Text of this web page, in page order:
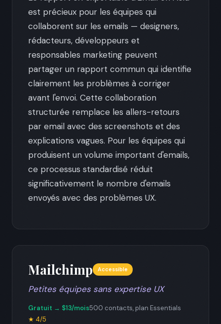
est précieux pour les équipes qui
collaborent sur les emails — designers,
rédacteurs, développeurs et
responsables marketing peuvent
partager un rapport commun qui identifie
clairement les problèmes à corriger
avant l'envoi. Cette collaboration
structurée remplace les allers-retours
par email avec des screenshots et des
explications vagues. Pour les équipes qui
produisent un volume important d'emails,
ce processus standardisé réduit
significativement le nombre d'emails
envoyés avec des problèmes UX.
Mailchimp Accessible
Petites équipes sans expertise UX
Gratuit → $13/mois500 contacts, plan Essentials
★ 4/5